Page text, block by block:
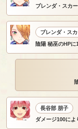
ブレンダ・スカ
ブレンダ・ス
陰陽 秘巫のHPに
長谷部 朋子
ダメージ100によ